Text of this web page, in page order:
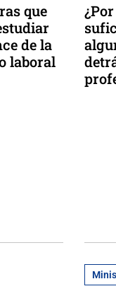
que
de la
laboral